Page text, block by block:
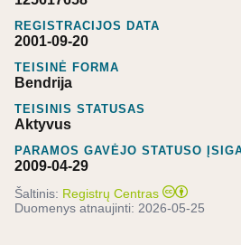
REGISTRACIJOS DATA
2001-09-20
TEISINĖ FORMA
Bendrija
TEISINIS STATUSAS
Aktyvus
PARAMOS GAVĖJO STATUSO
2009-04-29
Šaltinis: Registrų Centras
Duomenys atnaujinti: 2026-05-25